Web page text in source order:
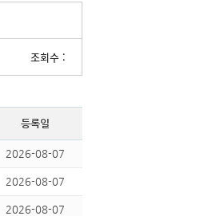
조회수 :
등록일
2026-08-07
2026-08-07
2026-08-07